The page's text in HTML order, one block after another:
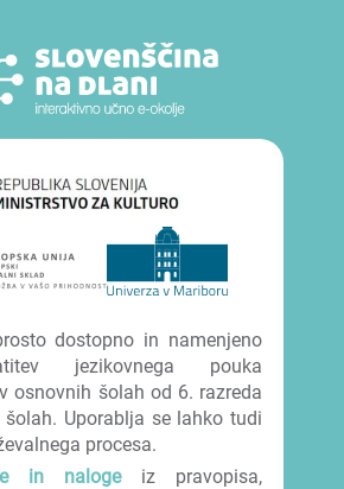
dostopno in namenjeno
jezikovnega pouka
osnovnih šolah od 6. razreda
Uporablja se lahko tudi
procesa.
in nalogeiz pravopisa,